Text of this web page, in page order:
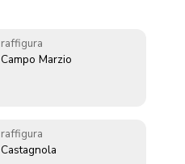
raffigura
Campo Marzio
raffigura
Castagnola